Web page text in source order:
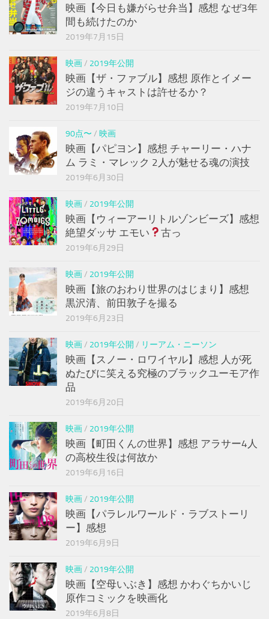
映画【今日も嫌がらせ弁当】感想 なぜ3年
間も続けたのか
2019年7月15日
映画/ 2019年公開
映画【ザ・ファブル】感想 原作とイメー
ジの違うキャストは許せるか？
2019年7月10日
90点〜 / 映画
映画【パピヨン】感想 チャーリー・ハナ
ム ラミ・マレック 2人が魅せる魂の演技
2019年6月30日
映画/ 2019年公開
映画【ウィーアーリトルゾンビーズ】感想
絶望ダッサ エモい
古っ
2019年6月29日
映画/ 2019年公開
映画【旅のおわり世界のはじまり】感想
黒沢清、前田敦子を撮る
2019年6月23日
映画/ 2019年公開 / リーアム・ニーソン
映画【スノー・ロワイヤル】感想 人が死
ぬたびに笑える究極のブラックユーモア作
品
2019年6月20日
映画/ 2019年公開
映画【町田くんの世界】感想 アラサー4人
の高校生役は何故か
2019年6月16日
映画/ 2019年公開
映画【パラレルワールド・ラブストーリ
ー】感想
2019年6月9日
映画/ 2019年公開
映画【空母いぶき】感想 かわぐちかいじ
原作コミックを映画化
2019年6月8日